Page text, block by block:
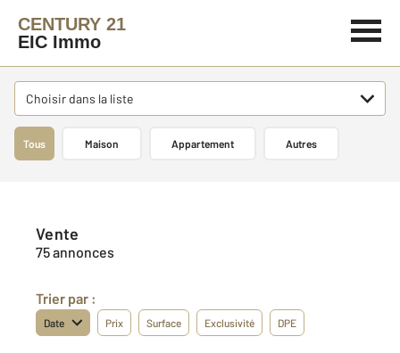
CENTURY 21
EIC Immo
Choisir dans la liste
Tous Maison Appartement Autres
Vente
75 annonces
Trier par :
Date Prix Surface Exclusivité DPE